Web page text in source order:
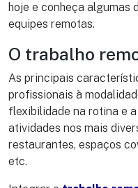
hoje e conheça algumas
equipes remotas.
O trabalho
As principais
profissionais à
flexibilidade na rotina e
atividades nos mais
restaurantes, espaços
etc.